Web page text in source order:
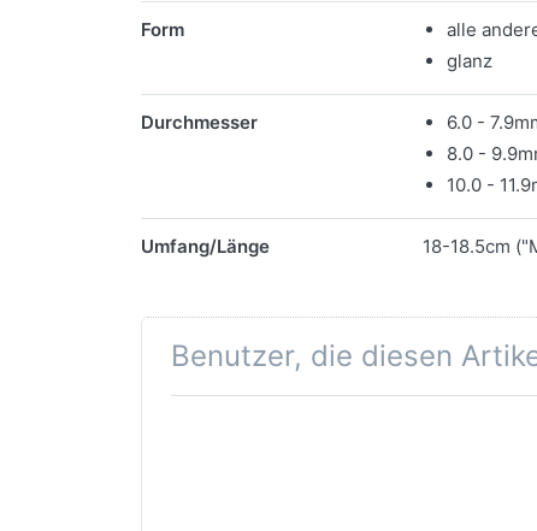
Form
alle
glanz
Durchmesser
6.0 -
8.0 -
10.0 -
Umfang/Länge 18-18.5cm
Benutzer, die diesen